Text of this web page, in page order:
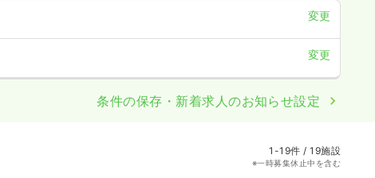
変更
変更
条件の保存・新着求人のお知らせ設定
1-19件 / 19施設
※一時募集休止中を含む